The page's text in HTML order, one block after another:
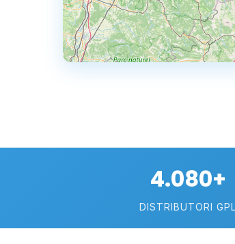
4.080+
DISTRIBUTORI GPL